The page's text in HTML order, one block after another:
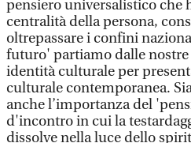
pensiero universalistico che
centralità della persona,
oltrepassare i confini
futuro' partiamo dalle
identità culturale per
culturale contemporanea.
anche l’importanza del
d'incontro in cui la
dissolve nella luce dello